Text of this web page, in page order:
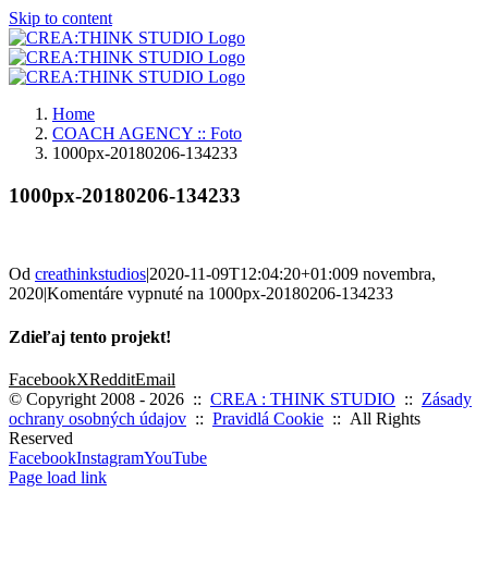
Skip to content
Home
COACH AGENCY :: Foto
1000px-20180206-134233
1000px-20180206-134233
Od creathinkstudios|2020-11-09T12:04:20+01:009 novembra,
2020|Komentáre vypnuté na 1000px-20180206-134233
Zdieľaj tento projekt!
FacebookXRedditEmail
© Copyright 2008 - 2026 :: CREA : THINK STUDIO :: Zásady
ochrany osobných údajov :: Pravidlá Cookie :: All Rights
Reserved
FacebookInstagramYouTube
Page load link